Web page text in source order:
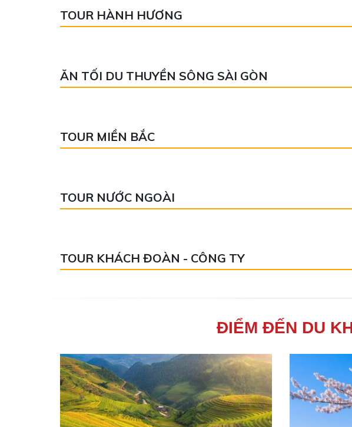
TOUR HÀNH HƯƠNG
ĂN TỐI DU THUYỀN SÔNG SÀI GÒN
TOUR MIỀN BẮC
TOUR NƯỚC NGOÀI
TOUR KHÁCH ĐOÀN - CÔNG TY
ĐIỂM ĐẾN DU